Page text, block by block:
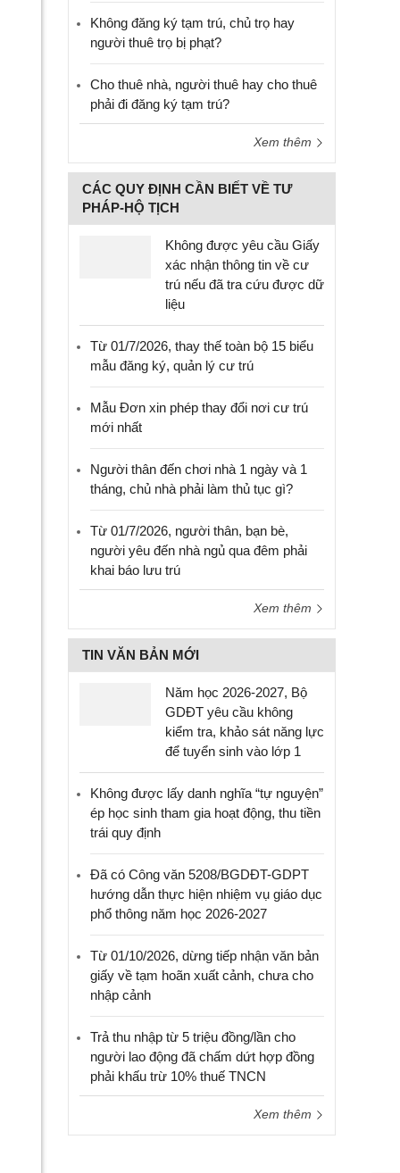
Không đăng ký tạm trú, chủ trọ hay
người thuê trọ bị phạt?
Cho thuê nhà, người thuê hay cho thuê
phải đi đăng ký tạm trú?
Xem thêm
CÁC QUY ĐỊNH CẦN BIẾT VỀ TƯ
PHÁP-HỘ TỊCH
Không được yêu cầu Giấy
xác nhận thông tin về cư
trú nếu đã tra cứu được dữ
liệu
Từ 01/7/2026, thay thế toàn bộ 15 biểu
mẫu đăng ký, quản lý cư trú
Mẫu Đơn xin phép thay đổi nơi cư trú
mới nhất
Người thân đến chơi nhà 1 ngày và 1
tháng, chủ nhà phải làm thủ tục gì?
Từ 01/7/2026, người thân, bạn bè,
người yêu đến nhà ngủ qua đêm phải
khai báo lưu trú
Xem thêm
TIN VĂN BẢN MỚI
Năm học 2026-2027, Bộ
GDĐT yêu cầu không
kiểm tra, khảo sát năng lực
để tuyển sinh vào lớp 1
Không được lấy danh nghĩa “tự nguyện”
ép học sinh tham gia hoạt động, thu tiền
trái quy định
Đã có Công văn 5208/BGDĐT-GDPT
hướng dẫn thực hiện nhiệm vụ giáo dục
phổ thông năm học 2026-2027
Từ 01/10/2026, dừng tiếp nhận văn bản
giấy về tạm hoãn xuất cảnh, chưa cho
nhập cảnh
Trả thu nhập từ 5 triệu đồng/lần cho
người lao động đã chấm dứt hợp đồng
phải khấu trừ 10% thuế TNCN
Xem thêm